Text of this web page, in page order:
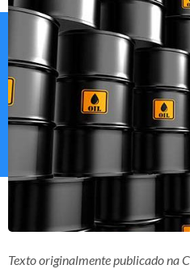
Texto originalmente publicado na